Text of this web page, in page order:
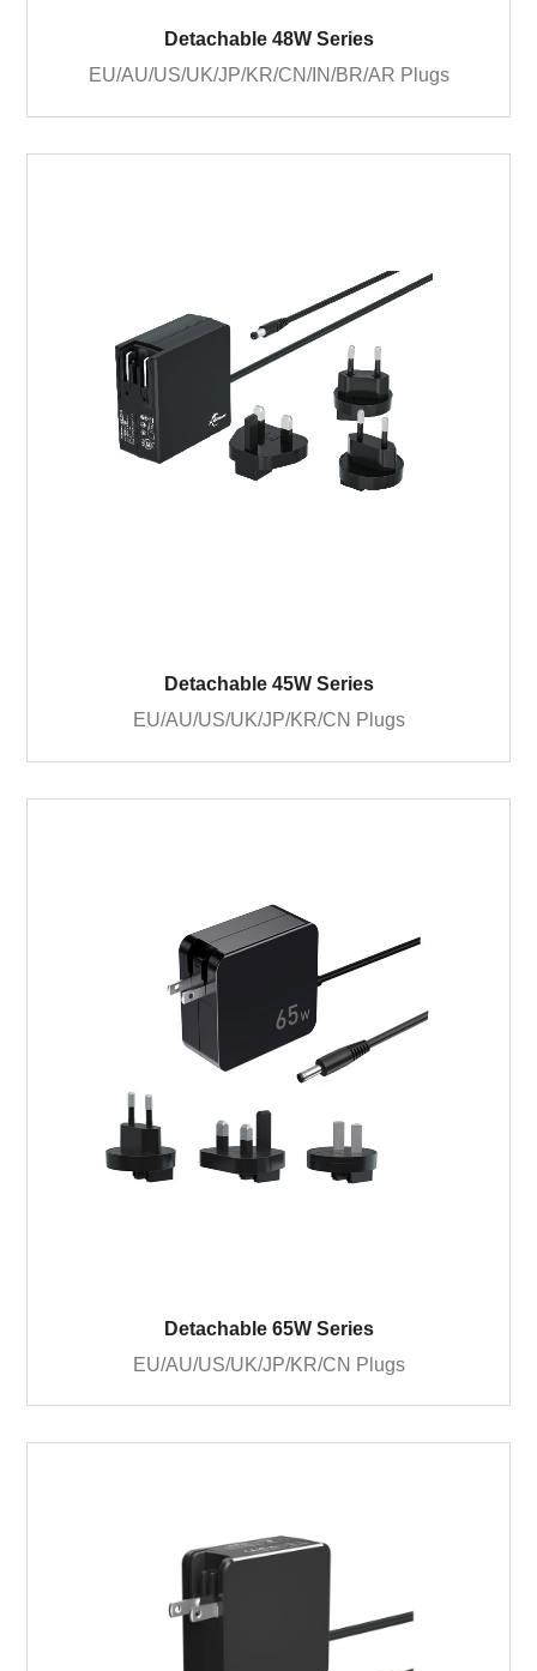
Detachable 48W Series
EU/AU/US/UK/JP/KR/CN/IN/BR/AR Plugs
Detachable 45W Series
EU/AU/US/UK/JP/KR/CN Plugs
Detachable 65W Series
EU/AU/US/UK/JP/KR/CN Plugs